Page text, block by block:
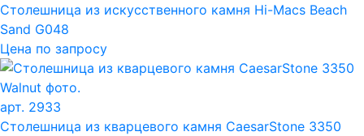
Столешница из искусственного камня Hi-Macs Beach
Sand G048
Цена по запросу
арт. 2933
Столешница из кварцевого камня CaesarStone 3350